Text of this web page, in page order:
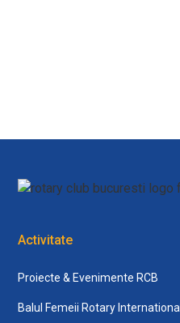
Activitate
Proiecte & Evenimente RCB
Balul Femeii Rotary International